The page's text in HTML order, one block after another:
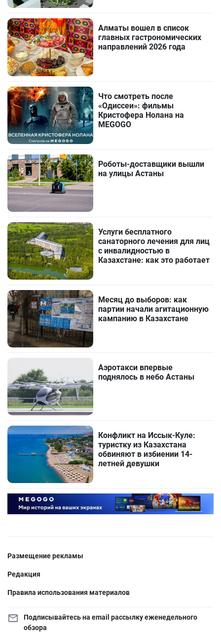
Алматы вошел в список
главных гастрономических
направлений 2026 года
Что смотреть после
«Одиссеи»: фильмы
Кристофера Нолана на
MEGOGO
Роботы-доставщики вышли
на улицы Астаны
Услуги бесплатного
санаторного лечения для лиц
с инвалидностью в
Казахстане: как это работает
Месяц до выборов: как
партии начали агитационную
кампанию в Казахстане
Аэротакси впервые
поднялось в небо Астаны
Конфликт на Иссык-Куле:
туристку из Казахстана
обвиняют в избиении 14-
летней девушки
Размещение рекламы
Редакция
Правила использования материалов
Подписывайтесь на email рассылку еженедельного
обзора